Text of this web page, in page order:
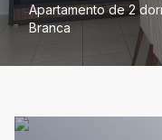
Apartamento de 2
Branca